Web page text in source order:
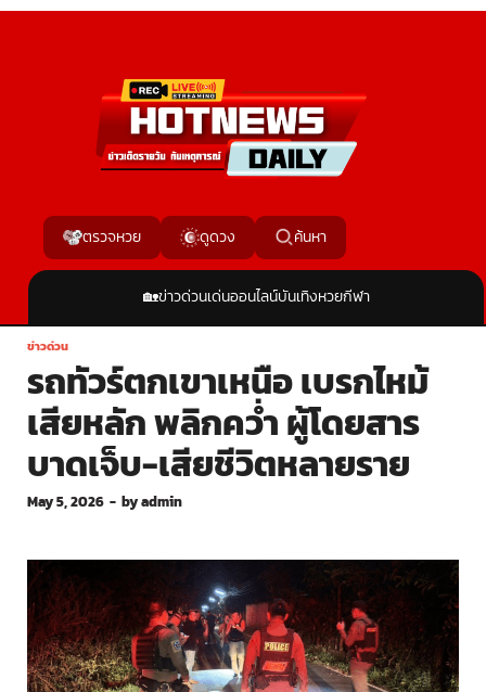
ตรวจหวย ดูดวง ค้นหา
🏡ข่าวด่วนเด่นออนไลน์บันเทิงหวยกีฬา
ข่าวด่วน
รถทัวร์ตกเขาเหนือ เบรกไหม้
เสียหลัก พลิกคว่ำ ผู้โดยสาร
บาดเจ็บ-เสียชีวิตหลายราย
May 5, 2026 - byadmin